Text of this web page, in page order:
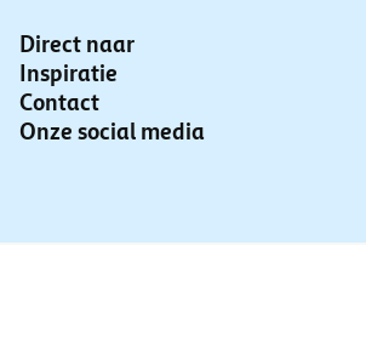
Direct naar
Inspiratie
Contact
Onze social media